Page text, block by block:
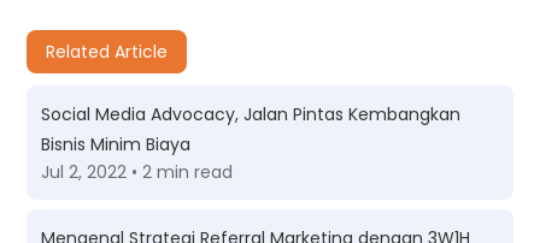
Related Article
Social Media Advocacy, Jalan Pintas Kembangkan
Bisnis Minim Biaya
Jul 2, 2022 • 2 min read